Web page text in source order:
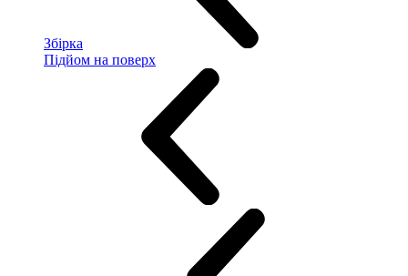
Збірка
Підйом на поверх